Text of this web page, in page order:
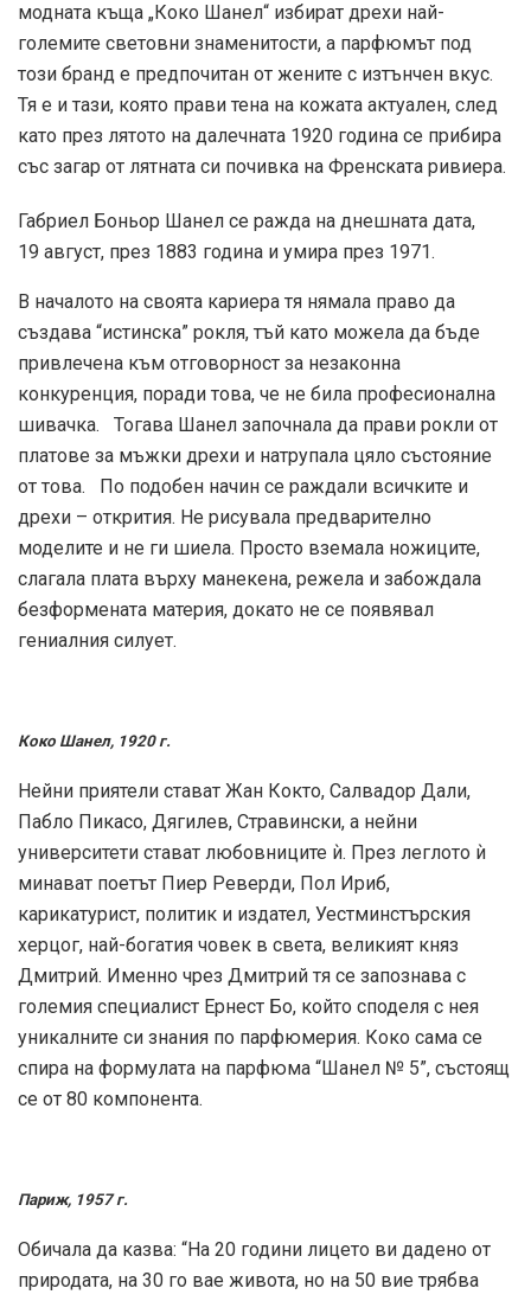
модната къща „Коко Шанел“ избират дрехи най-
големите световни знаменитости, а парфюмът под
този бранд е предпочитан от жените с изтънчен вкус.
Тя е и тази, която прави тена на кожата актуален, след
като през лятото на далечната 1920 година се прибира
със загар от лятната си почивка на Френската ривиера.
Габриел Боньор Шанел се ражда на днешната дата,
19 август, през 1883 година и умира през 1971.
В началото на своята кариера тя нямала право да
създава “истинска” рокля, тъй като можела да бъде
привлечена към отговорност за незаконна
конкуренция, поради това, че не била професионална
шивачка. Тогава Шанел започнала да прави рокли от
платове за мъжки дрехи и натрупала цяло състояние
от това. По подобен начин се раждали всичките и
дрехи – открития. Не рисувала предварително
моделите и не ги шиела. Просто вземала ножиците,
слагала плата върху манекена, режела и забождала
безформената материя, докато не се появявал
гениалния силует.
Коко Шанел, 1920 г.
Нейни приятели стават Жан Кокто, Салвадор Дали,
Пабло Пикасо, Дягилев, Стравински, а нейни
университети стават любовниците ѝ. През леглото ѝ
минават поетът Пиер Реверди, Пол Ириб,
карикатурист, политик и издател, Уестминстърския
херцог, най-богатия човек в света, великият княз
Дмитрий. Именно чрез Дмитрий тя се запознава с
големия специалист Ернест Бо, който споделя с нея
уникалните си знания по парфюмерия. Коко сама се
спира на формулата на парфюма “Шанел № 5”, състоящ
се от 80 компонента.
Париж, 1957 г.
Обичала да казва: “На 20 години лицето ви дадено от
природата, на 30 го вае живота, но на 50 вие трябва